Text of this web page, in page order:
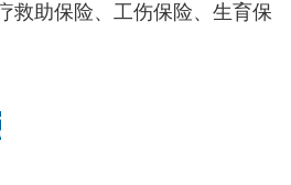
救助保险、工伤保险、生育保